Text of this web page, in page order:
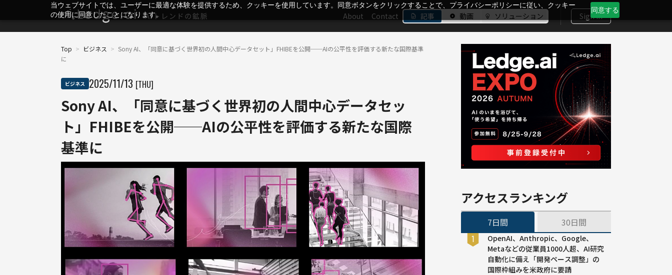
当ウェブサイトでは、ユーザーに最適な体験を提供するため、クッキーを使用しています。同意ボタンをクリックすることで、プライバシーポリシーに従い、クッキー
の使用に同意したことになります。
同意する
About Contact 記事 動画 ソリューション Sign In
Top > ビジネス > Sony AI、「同意に基づく世界初の人間中心データセット」FHIBEを公開──AIの公平性を評価する新たな国際基準
に
ビジネス 2025/11/13 [THU]
Sony AI、「同意に基づく世界初の人間中心データセッ
ト」FHIBEを公開──AIの公平性を評価する新たな国際
基準に
アクセスランキング
7日間 30日間
OpenAI、Anthropic、Google、
Metaなどの従業員1000人超、AI研究
自動化に備え「開発ペース調整」の
国際枠組みを米政府に要請